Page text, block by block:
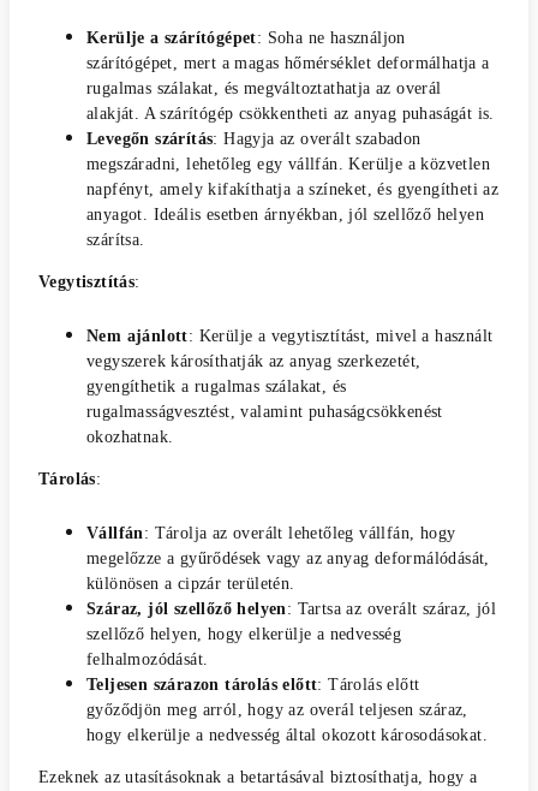
Kerülje a szárítógépet: Soha ne használjon
szárítógépet, mert a magas hőmérséklet deformálhatja a
rugalmas szálakat, és megváltoztathatja az overál
alakját. A szárítógép csökkentheti az anyag puhaságát is.
Levegőn szárítás: Hagyja az overált szabadon
megszáradni, lehetőleg egy vállfán. Kerülje a közvetlen
napfényt, amely kifakíthatja a színeket, és gyengítheti az
anyagot. Ideális esetben árnyékban, jól szellőző helyen
szárítsa.
Vegytisztítás:
Nem ajánlott: Kerülje a vegytisztítást, mivel a használt
vegyszerek károsíthatják az anyag szerkezetét,
gyengíthetik a rugalmas szálakat, és
rugalmasságvesztést, valamint puhaságcsökkenést
okozhatnak.
Tárolás:
Vállfán : Tárolja az overált lehetőleg vállfán, hogy
megelőzze a gyűrődések vagy az anyag deformálódását,
különösen a cipzár területén.
Száraz, jól szellőző helyen : Tartsa az overált száraz, jól
szellőző helyen, hogy elkerülje a nedvesség
felhalmozódását.
Teljesen szárazon tárolás előtt: Tárolás előtt
győződjön meg arról, hogy az overál teljesen száraz,
hogy elkerülje a nedvesség által okozott károsodásokat.
Ezeknek az utasításoknak a betartásával biztosíthatja, hogy a